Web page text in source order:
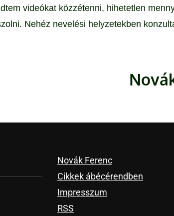
videókat közzétenni, hihetetlen
Nehéz nevelési helyzetekben
Novák Ferenc
Cikkek ábécérendben
Impresszum
RSS